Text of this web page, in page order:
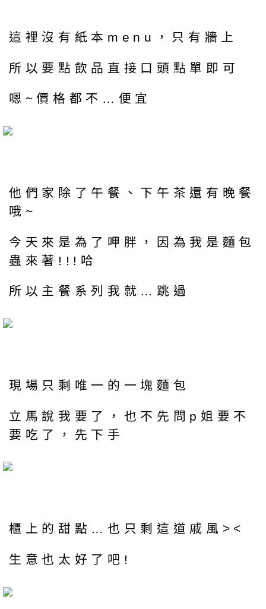
這裡沒有紙本menu，只有牆上
所以要點飲品直接口頭點單即可
嗯~價格都不…便宜
他們家除了午餐、下午茶還有晚餐
哦~
今天來是為了呷胖，因為我是麵包
蟲來著!!!哈
所以主餐系列我就…跳過
現場只剩唯一的一塊麵包
立馬說我要了，也不先問p姐要不
要吃了，先下手
櫃上的甜點…也只剩這道戚風><
生意也太好了吧!